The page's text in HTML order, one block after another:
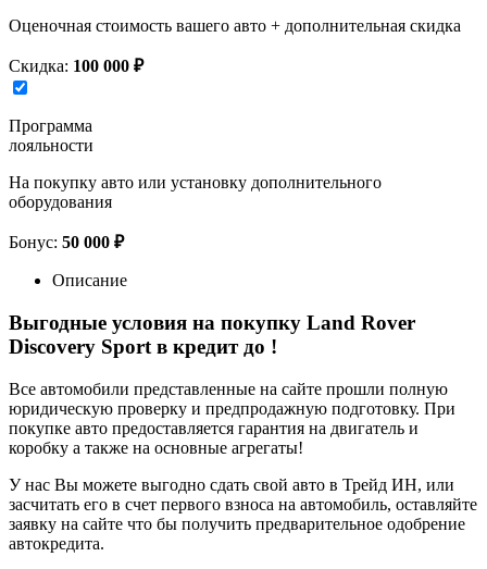
Оценочная стоимость вашего авто + дополнительная скидка
Скидка: 100 000 ₽
Программа
лояльности
На покупку авто или установку дополнительного
оборудования
Бонус: 50 000 ₽
Описание
Выгодные условия на покупку Land Rover
Discovery Sport в кредит до !
Все автомобили представленные на сайте прошли полную
юридическую проверку и предпродажную подготовку. При
покупке авто предоставляется гарантия на двигатель и
коробку а также на основные агрегаты!
У нас Вы можете выгодно сдать свой авто в Трейд ИН, или
засчитать его в счет первого взноса на автомобиль, оставляйте
заявку на сайте что бы получить предварительное одобрение
автокредита.